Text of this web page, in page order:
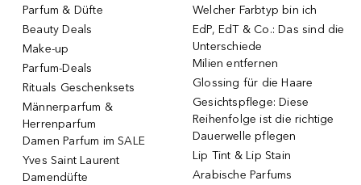
Parfum & Düfte
Beauty Deals
Make-up
Parfum-Deals
Rituals Geschenksets
Männerparfum &
Herrenparfum
Damen Parfum im SALE
Yves Saint Laurent
Damendüfte
Welcher Farbtyp bin ich
EdP, EdT & Co.: Das sind die
Unterschiede
Milien entfernen
Glossing für die Haare
Gesichtspflege: Diese
Reihenfolge ist die richtige
Dauerwelle pflegen
Lip Tint & Lip Stain
Arabische Parfums